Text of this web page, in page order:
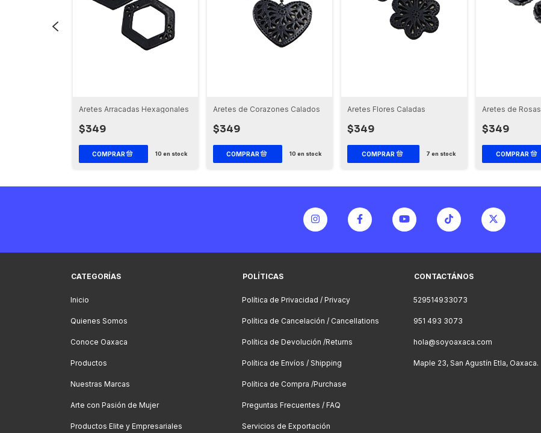
Aretes Arracadas Hexagonales
$349
10 en stock
Aretes de Corazones Calados
$349
10 en stock
Aretes Flores Caladas
$349
7 en stock
Aretes de Rosas
$349
CATEGORÍAS
Inicio
Quienes Somos
Conoce Oaxaca
Productos
Nuestras Marcas
Arte con Pasión de Mujer
Productos Elite y Empresariales
POLÍTICAS
Política de Privacidad / Privacy
Política de Cancelación / Cancellations
Política de Devolución /Returns
Política de Envíos / Shipping
Política de Compra /Purchase
Preguntas Frecuentes / FAQ
Servicios de Exportación
CONTACTÁNOS
529514933073
951 493 3073
hola@soyoaxaca.com
Maple 23, San Agustín Etla, Oaxaca.